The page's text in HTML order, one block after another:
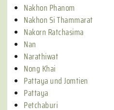
Nakhon Phanom
Nakhon Si Thammarat
Nakorn Ratchasima
Nan
Narathiwat
Nong Khai
Pattaya und Jomtien
Pattaya
Petchaburi